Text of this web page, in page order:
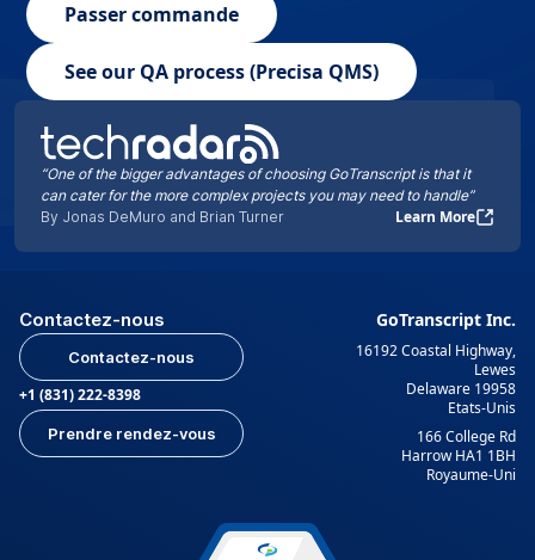
“One of the bigger advantages of choosing GoTranscript is that it
can cater for the more complex projects you may need to handle”
By Jonas DeMuro and Brian Turner
Learn More
Passer commande
See our QA process (Precisa QMS)
Contactez-nous
Contactez-nous
+1 (831) 222-8398
Prendre rendez-vous
GoTranscript Inc.
16192 Coastal Highway,
Lewes
Delaware 19958
Etats-Unis
166 College Rd
Harrow HA1 1BH
Royaume-Uni